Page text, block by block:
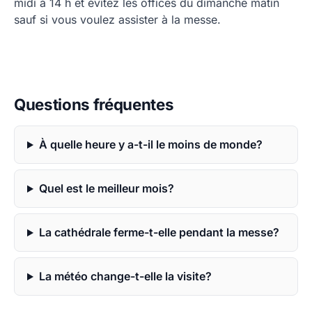
midi à 14 h et évitez les offices du dimanche matin
sauf si vous voulez assister à la messe.
Questions fréquentes
À quelle heure y a-t-il le moins de monde?
Quel est le meilleur mois?
La cathédrale ferme-t-elle pendant la messe?
La météo change-t-elle la visite?